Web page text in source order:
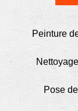
Peinture
Pose